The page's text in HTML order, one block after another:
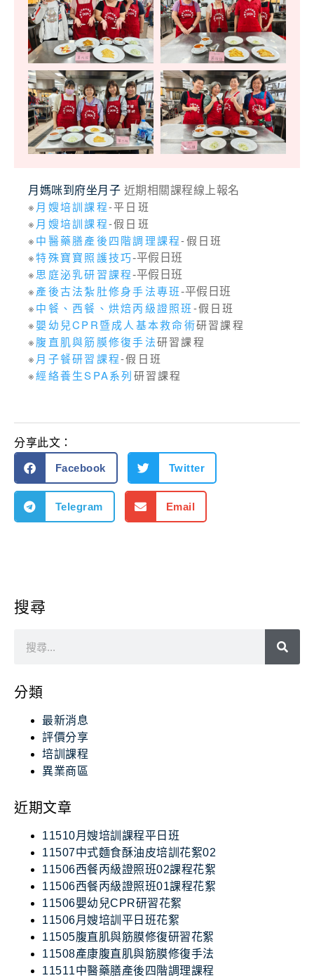
月媽咪到府坐月子 近期相關課程線上報名
※ 月嫂培訓課程-平日班
※ 月嫂培訓課程-假日班
※中醫藥膳產後四階調理課程-假日班
※特殊寶寶照護技巧-平假日班
※思庭泌乳研習課程-平假日班
※產後古法紮肚修身手法專班-平假日班
※中餐、西餐、烘焙丙級證照班-假日班
※嬰幼兒CPR暨成人基本救命術研習課程
※腹直肌與筋膜修復手法研習課程
※ 月子餐研習課程-假日班
※經絡養生SPA系列研習課程
分享此文：
Facebook Twitter
Telegram Email
搜尋
分類
最新消息
評價分享
培訓課程
異業商區
近期文章
11510月嫂培訓課程平日班
11507中式麵食酥油皮培訓花絮02
11506西餐丙級證照班02課程花絮
11506西餐丙級證照班01課程花絮
11506嬰幼兒CPR研習花絮
11506月嫂培訓平日班花絮
11505腹直肌與筋膜修復研習花絮
11508產康腹直肌與筋膜修復手法
11511中醫藥膳產後四階調理課程